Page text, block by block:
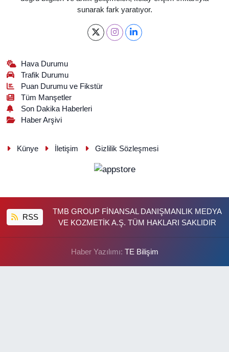
sunarak fark yaratıyor.
Hava Durumu
Trafik Durumu
Puan Durumu ve Fikstür
Tüm Manşetler
Son Dakika Haberleri
Haber Arşivi
Künye İletişim Gizlilik Sözleşmesi
RSS
TMB GROUP FİNANSAL DANIŞMANLIK MEDYA
VE KOZMETİK A.Ş. TÜM HAKLARI SAKLIDIR
Haber Yazılımı: TE Bilişim